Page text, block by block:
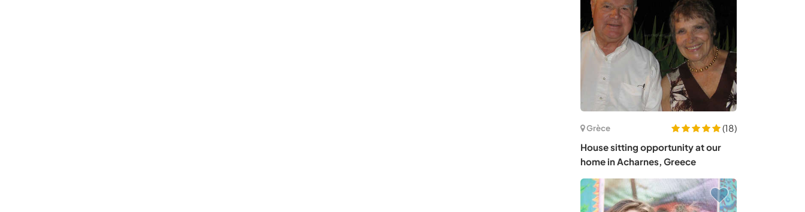
Grèce
(18)
House sitting opportunity at our
home in Acharnes, Greece